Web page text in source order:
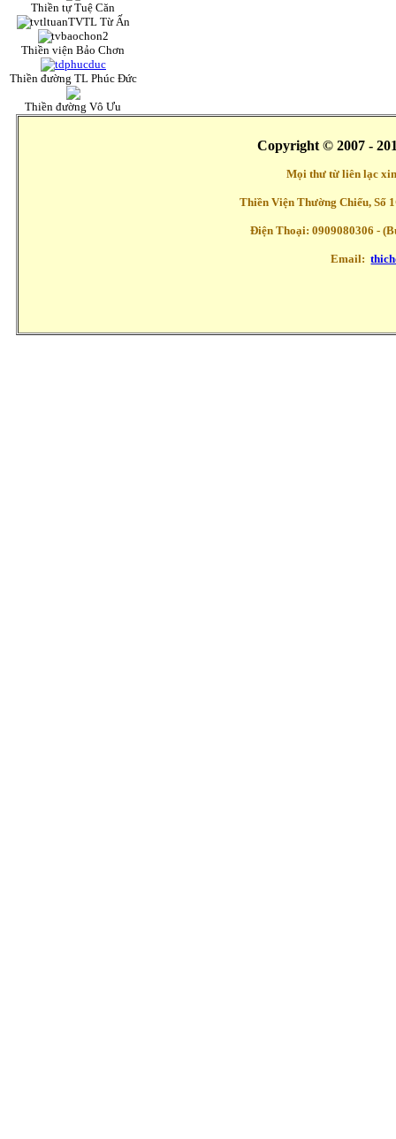
Thiền tự Tuệ Căn
TVTL Từ Ấn
Thiền viện Bảo Chơn
Thiền đường TL Phúc Đức
Thiền đường Vô Ưu
Copyright © 2007 -
Mọi thư từ liên lạc
Thiền Viện Thường Chiếu, Số
Điện Thoại: 0909080306 -
Email: